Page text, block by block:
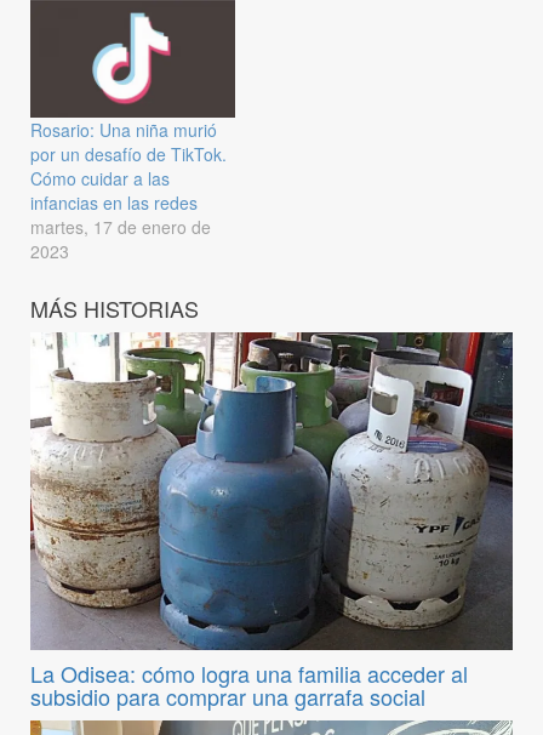
Rosario: Una niña murió
por un desafío de TikTok.
Cómo cuidar a las
infancias en las redes
martes, 17 de enero de
2023
MÁS HISTORIAS
La Odisea: cómo logra una familia acceder al
subsidio para comprar una garrafa social